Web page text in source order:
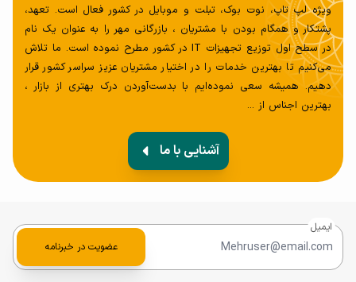
ویژه لپ تاپ، نوت بوک، تبلت و موبایل در کشور فعال است. تعهد،
پشتکار و همگام بودن با مشتریان ، بازرگانی مهر را به عنوان یک نام
در سطح اول توزیع تجهیزات IT در کشور مطرح نموده است. ما تلاش
می‌کنیم تا بهترین خدمات را در اختیار مشتریان عزیز سراسر کشور قرار
دهیم. همیشه سعی‌ نموده‌ایم با بدست‌آوردن درک بهتری از بازار ،
بهترین اجناس از ...
آشنایی با ما
ایمیل
عضویت در خبرنامه